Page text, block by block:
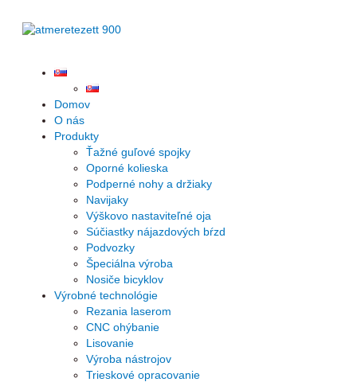
obsah
Domov
O nás
Produkty
Ťažné guľové spojky
Oporné kolieska
Podperné nohy a držiaky
Navijaky
Výškovo nastaviteľné oja
Súčiastky nájazdových bŕzd
Podvozky
Špeciálna výroba
Nosiče bicyklov
Výrobné technológie
Rezania laserom
CNC ohýbanie
Lisovanie
Výroba nástrojov
Trieskové opracovanie